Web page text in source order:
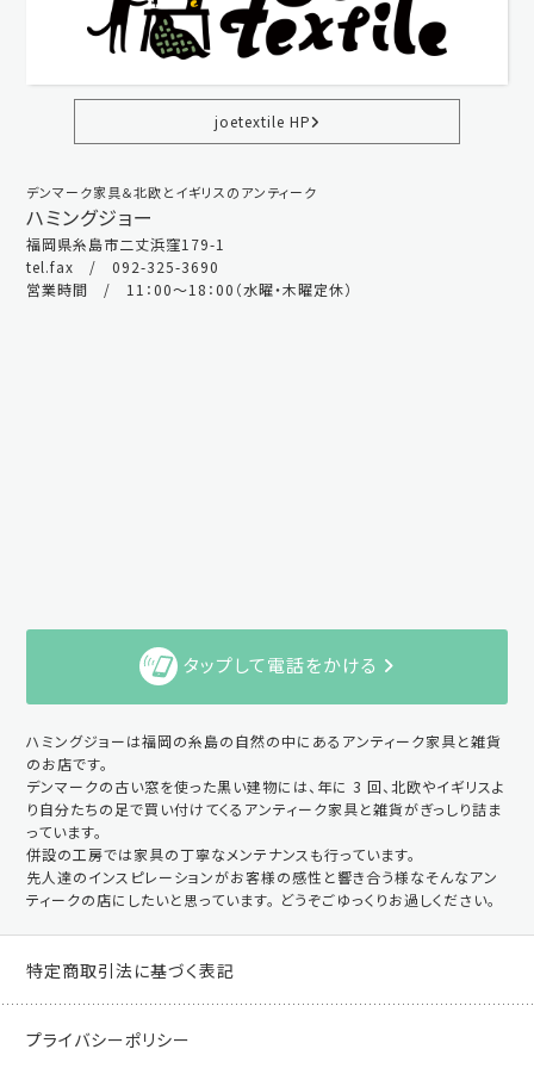
joetextile HP
デンマーク家具＆北欧とイギリスのアンティーク
ハミングジョー
福岡県糸島市二丈浜窪179-1
tel.fax / 092-325-3690
営業時間 / 11：00～18：00（水曜・木曜定休）
タップして電話をかける
ハミングジョーは福岡の糸島の自然の中にあるアンティーク家具と雑貨
のお店です。
デンマークの古い窓を使った黒い建物には、年に 3 回、北欧やイギリスよ
り自分たちの足で買い付けてくるアンティーク家具と雑貨がぎっしり詰ま
っています。
併設の工房では家具の丁寧なメンテナンスも行っています。
先人達のインスピレーションがお客様の感性と響き合う様なそんなアン
ティークの店にしたいと思っています。 どうぞごゆっくりお過しください。
特定商取引法に基づく表記
プライバシーポリシー